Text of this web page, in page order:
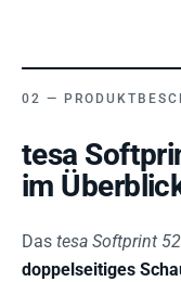
tesa
im
Das tesa Softprint
doppelseitiges